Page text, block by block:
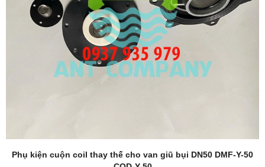
Phụ kiện cuộn coil thay thế cho van giũ bụi DN50 DMF-Y-50